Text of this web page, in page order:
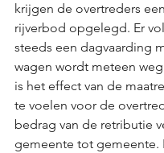
krijgen de overtreders
rijverbod opgelegd. Er
steeds een dagvaarding
wagen wordt meteen
is het effect van de
te voelen voor de
bedrag van de retributie
gemeente tot gemeente.